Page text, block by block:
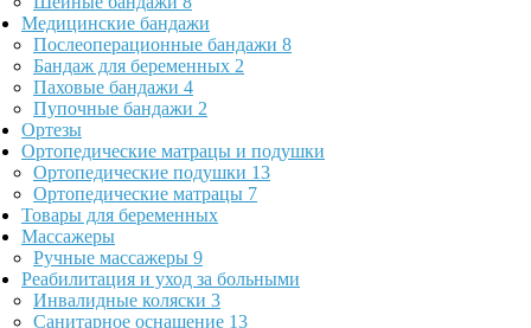
Медицинские бандажи
Послеоперационные бандажи 8
Бандаж для беременных 2
Паховые бандажи 4
Пупочные бандажи 2
Ортезы
Ортопедические матрацы и подушки
Ортопедические подушки 13
Ортопедические матрацы 7
Товары для беременных
Массажеры
Ручные массажеры 9
Реабилитация и уход за больными
Инвалидные коляски 3
Санитарное оснащение 13